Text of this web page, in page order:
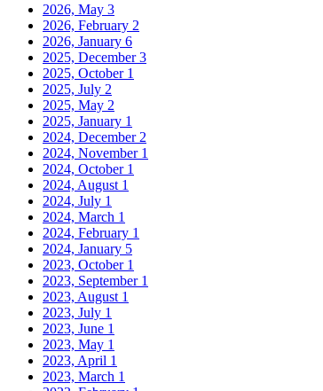
2026, May 3
2026, February 2
2026, January 6
2025, December3
2025, October 1
2025, July 2
2025, May 2
2025, January 1
2024, December 2
2024, November 1
2024, October 1
2024, August 1
2024, July 1
2024, March 1
2024, February 1
2024, January 5
2023, October 1
2023, September 1
2023, August 1
2023, July 1
2023, June 1
2023, May 1
2023, April 1
2023, March 1